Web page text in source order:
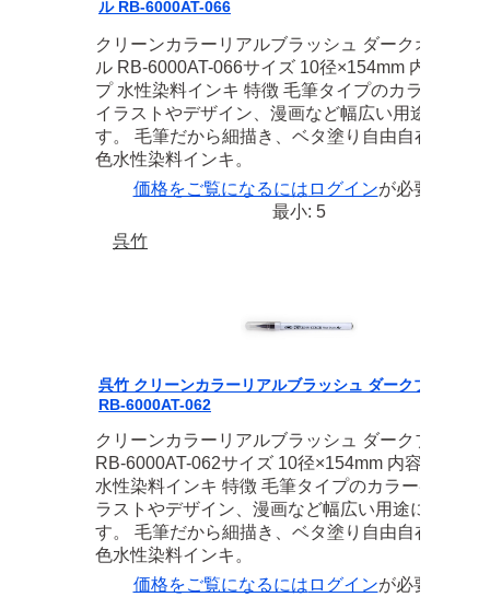
ル RB-6000AT-066
クリーンカラーリアルブラッシュ ダークオートミ
ル RB-6000AT-066サイズ 10径×154mm 内容 筆タ
プ 水性染料インキ 特徴 毛筆タイプのカラーペン
イラストやデザイン、漫画など幅広い用途に使え
す。 毛筆だから細描き、ベタ塗り自由自在！ 全48
色水性染料インキ。
価格をご覧になるには ログインが必要です
最小: 5
呉竹
呉竹 クリーンカラーリアルブラッシュ ダークブラウン
RB-6000AT-062
クリーンカラーリアルブラッシュ ダークブラウン
RB-6000AT-062サイズ 10径×154mm 内容 筆タイ
水性染料インキ 特徴 毛筆タイプのカラーペン。
ラストやデザイン、漫画など幅広い用途に使えま
す。 毛筆だから細描き、ベタ塗り自由自在！ 全48
色水性染料インキ。
価格をご覧になるには ログインが必要です